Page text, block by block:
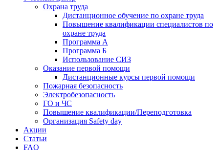
Охрана труда
Дистанционное обучение по охране труда
Повышение квалификации специалистов по
охране труда
Программа А
Программа Б
Использование СИЗ
Оказание первой помощи
Дистанционные курсы первой помощи
Пожарная безопасность
Электробезопасность
ГО и ЧС
Повышение квалификации/Переподготовка
Организация Safety day
Акции
Статьи
FAQ